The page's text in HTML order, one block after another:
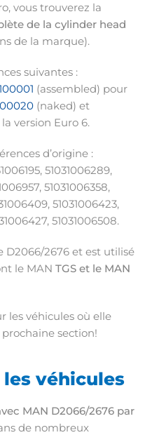
vous trouverez la
de la cylinder head
de la marque).
suivantes :
(assembled) pour
(naked) et
version Euro 6.
d’origine :
51031006289,
51031006358,
51031006423,
51031006508.
D2066/2676 et est utilisé
le MAN TGS et le MAN
les véhicules où elle
section!
véhicules
MAN D2066/2676 par
de nombreux